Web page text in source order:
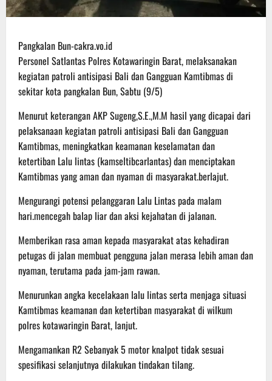
Pangkalan Bun-cakra.vo.id
Personel Satlantas Polres Kotawaringin Barat, melaksanakan
kegiatan patroli antisipasi Bali dan Gangguan Kamtibmas di
sekitar kota pangkalan Bun, Sabtu (9/5)
Menurut keterangan AKP Sugeng,S.E.,M.M hasil yang dicapai dari
pelaksanaan kegiatan patroli antisipasi Bali dan Gangguan
Kamtibmas, meningkatkan keamanan keselamatan dan
ketertiban Lalu lintas (kamseltibcarlantas) dan menciptakan
Kamtibmas yang aman dan nyaman di masyarakat.berlajut.
Mengurangi potensi pelanggaran Lalu Lintas pada malam
hari.mencegah balap liar dan aksi kejahatan di jalanan.
Memberikan rasa aman kepada masyarakat atas kehadiran
petugas di jalan membuat pengguna jalan merasa lebih aman dan
nyaman, terutama pada jam-jam rawan.
Menurunkan angka kecelakaan lalu lintas serta menjaga situasi
Kamtibmas keamanan dan ketertiban masyarakat di wilkum
polres kotawaringin Barat, lanjut.
Mengamankan R2 Sebanyak 5 motor knalpot tidak sesuai
spesifikasi selanjutnya dilakukan tindakan tilang.